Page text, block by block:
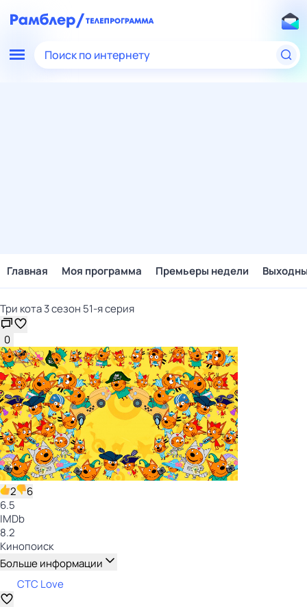
Поиск по интернету
Главная Моя программа Премьеры недели
Три кота 3 сезон 51-я серия
0
2
6
6.5
IMDb
8.2
Кинопоиск
Больше информации
СТС Love